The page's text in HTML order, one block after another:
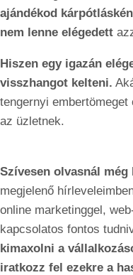
ajándékod
nem lenne elégedett
Hiszen egy igazán
visszhangot kelteni.
tengernyi
az üzletnek.
Szívesen olvasnál
megjelenő
online marketinggel,
kapcsolatos fontos
kimaxolni a
iratkozz fel ezekre a